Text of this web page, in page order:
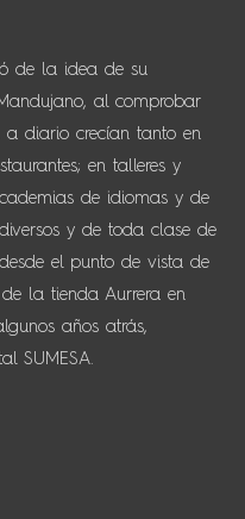
de la idea de su
al comprobar
a diario crecían tanto en
en talleres y
de idiomas y de
y de toda clase de
el punto de vista de
la tienda Aurrera en
años atrás,
SUMESA.